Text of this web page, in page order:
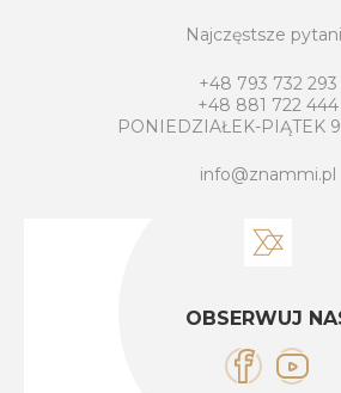
Najczęstsze
+48 793 732 293
+48 881 722 444
PONIEDZIAŁEK-PIĄTEK
info@znammi.pl
OBSERWUJ